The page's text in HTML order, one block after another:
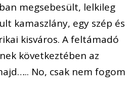
megsebesült, lelkileg
kamaszlány, egy szép és
kisváros. A feltámadó
következtében az
No, csak nem fogom